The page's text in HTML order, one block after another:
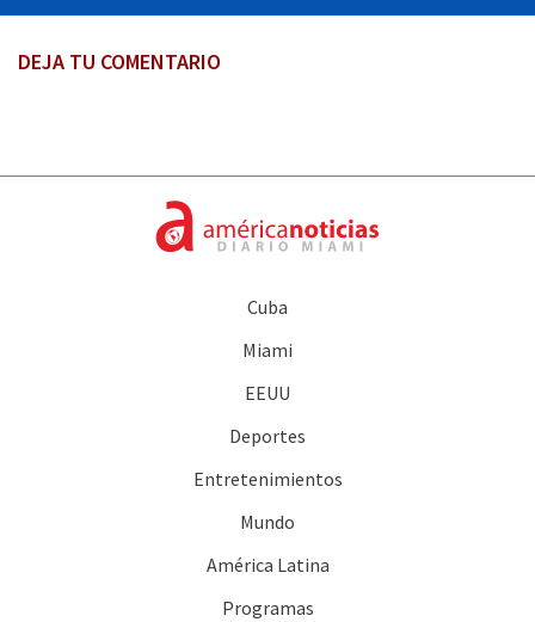
DEJA TU COMENTARIO
Cuba
Miami
EEUU
Deportes
Entretenimientos
Mundo
América Latina
Programas